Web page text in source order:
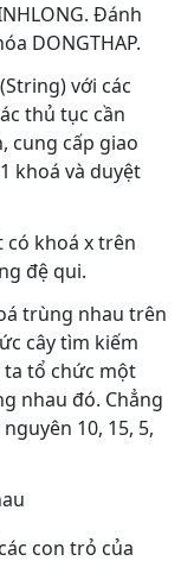
Đánh
DONGTHAP.
với các
thủ tục cần
cung cấp giao
khoá và duyệt
có khoá x trên
đệ qui.
trùng nhau trên
cây tìm kiếm
ta tổ chức một
nhau đó. Chẳng
10, 15, 5,
con trỏ của